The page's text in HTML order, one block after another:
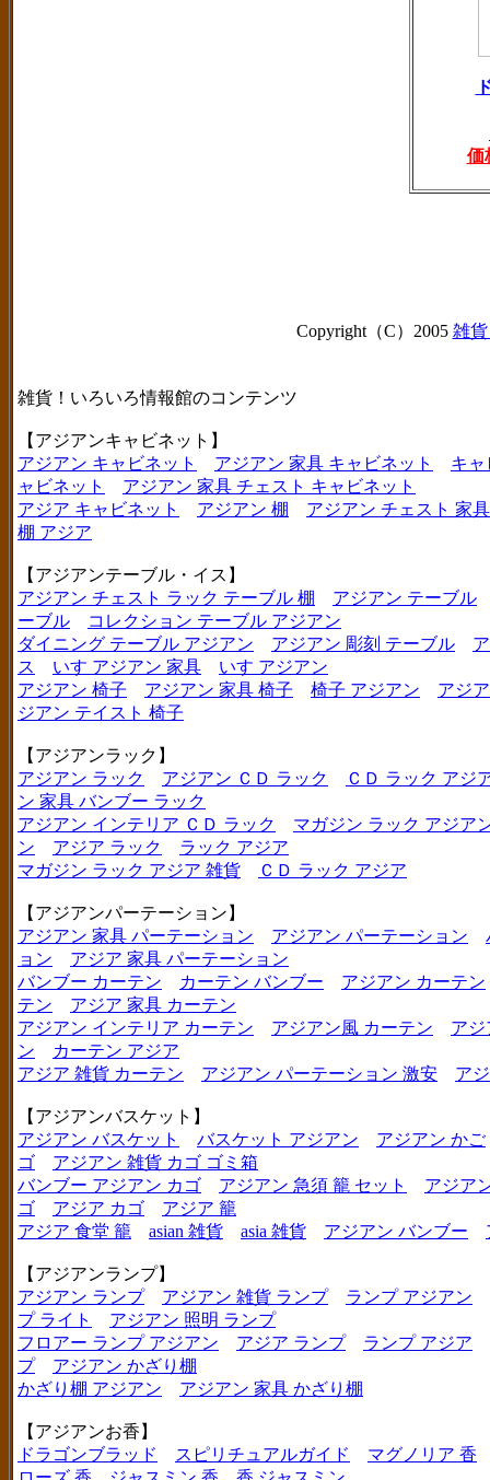
価
Copyright（C）2005 雑
雑貨！いろいろ情報館のコンテンツ
【アジアンキャビネット】
アジアン キャビネット
アジアン 家具 キャビネット
キャ
ャビネット
アジアン 家具 チェスト キャビネット
アジア キャビネット
アジアン 棚
アジアン チェスト 家
棚 アジア
【アジアンテーブル・イス】
アジアン チェスト ラック テーブル 棚
アジアン テーブル
ーブル
コレクション テーブル アジアン
ダイニング テーブル アジアン
アジアン 彫刻 テーブル
ス
いす アジアン 家具
いす アジアン
アジアン 椅子
アジアン 家具 椅子 椅子 アジアン
アジ
ジアン テイスト 椅子
【アジアンラック】
アジアン ラック
アジアン ＣＤ ラック
ＣＤ ラック アジ
ン 家具 バンブー ラック
アジアン インテリア ＣＤ ラック
マガジン ラック アジア
ン
アジア ラック
ラック アジア
マガジン ラック アジア 雑貨
ＣＤ ラック アジア
【アジアンパーテーション】
アジアン 家具 パーテーション
アジアン パーテーション
ョン
アジア 家具 パーテーション
バンブー カーテン
カーテン バンブー
アジアン カーテン
テン
アジア 家具 カーテン
アジアン インテリア カーテン
アジアン風 カーテン
アジ
ン
カーテン アジア
アジア 雑貨 カーテン
アジアン パーテーション 激安 ア
【アジアンバスケット】
アジアン バスケット
バスケット アジアン
アジアン かご
ゴ
アジアン 雑貨 カゴ ゴミ箱
バンブー アジアン カゴ
アジアン 急須 籠 セット
アジア
ゴ
アジア カゴ
アジア 籠
アジア 食堂 籠
asian 雑貨 asia 雑貨 アジアン バンブー
【アジアンランプ】
アジアン ランプ
アジアン 雑貨 ランプ
ランプ アジアン
プ ライト
アジアン 照明 ランプ
フロアー ランプ アジアン
アジア ランプ
ランプ アジア
プ
アジアン かざり棚
かざり棚 アジアン
アジアン 家具 かざり棚
【アジアンお香】
ドラゴンブラッド
スピリチュアルガイド
マグノリア 香